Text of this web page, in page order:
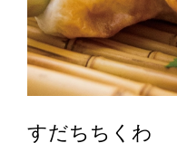
すだちちくわ